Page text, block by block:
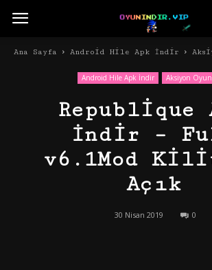
Ana Sayfa Android Hile Apk İndir
Android Hile Apk İndir Aksiyon
Republique
İndir –
v6.1Mod
Açık
30 Nisan 2019 0